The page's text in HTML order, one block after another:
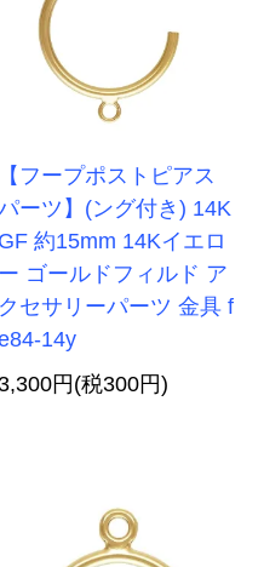
【フープポストピアス
ーツ】(ング付き) 14K
GF 約15mm 14Kイエロ
ー ゴールドフィルド ア
クセサリーパーツ 金具 f
14y
円(税300円)